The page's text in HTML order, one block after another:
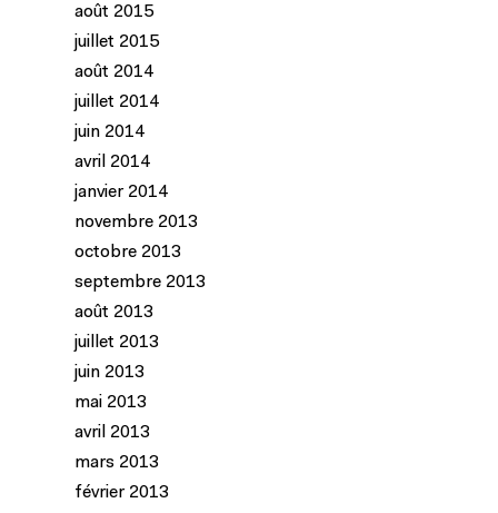
août 2015
juillet 2015
août 2014
juillet 2014
juin 2014
avril 2014
janvier 2014
novembre 2013
octobre 2013
septembre 2013
août 2013
juillet 2013
juin 2013
mai 2013
avril 2013
mars 2013
février 2013